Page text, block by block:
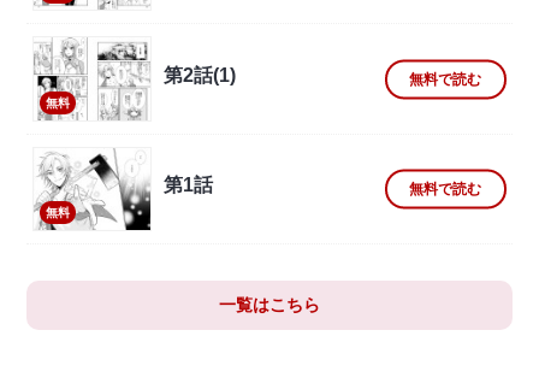
無料
第2話(1) 無料で読む
無料
第1話 無料で読む
一覧はこちら